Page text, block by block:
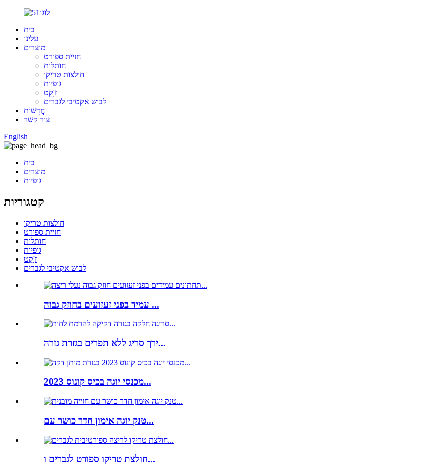
בית
עלינו
מוצרים
חזיית ספורט
חותלות
חולצות טריקו
גופיות
ז'ָקֵט
לבוש אקטיבי לגברים
חֲדָשׁוֹת
צור קשר
English
בית
מוצרים
גופיות
קטגוריות
חולצות טריקו
חזיית ספורט
חותלות
גופיות
ז'ָקֵט
לבוש אקטיבי לגברים
עמיד בפני זעזועים בחוזק גבוה ...
ירך סריג ללא תפרים בגזרת גזרה...
מכנסי יוגה בכיס קונוס 2023...
טנק יוגה אימון חדר כושר עם...
חולצת טריקו ספורט לגברים ו...